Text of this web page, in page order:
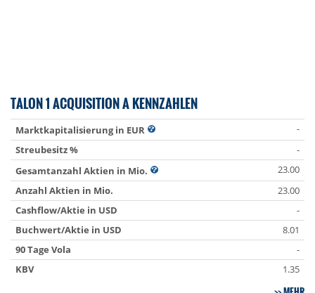
TALON 1 ACQUISITION A KENNZAHLEN
Marktkapitalisierung in EUR
-
Streubesitz %
-
Gesamtanzahl Aktien in Mio.
23.00
Anzahl Aktien in Mio.
23.00
Cashflow/Aktie in USD
-
Buchwert/Aktie in USD
8.01
90 Tage Vola
-
KBV
1.35